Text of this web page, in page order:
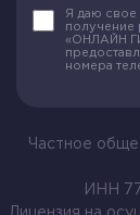
– Ляссе,
В роле
вытирание
часто
Я даю свое
получение
«ОНЛАЙН
номера
Частное
ИНН